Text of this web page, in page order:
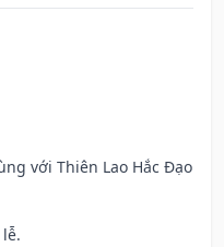
với Thiên Lao Hắc Đạo